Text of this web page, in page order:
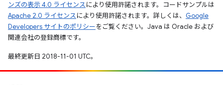
ンズの表示 4.0 ライセンスにより使用許諾されます。コードサンプルは
Apache 2.0 ライセンスにより使用許諾されます。詳しくは、 Google
Developers サイトのポリシーをご覧ください。Java は Oracle および
関連会社の登録商標です。
最終更新日 2018-11-01 UTC。